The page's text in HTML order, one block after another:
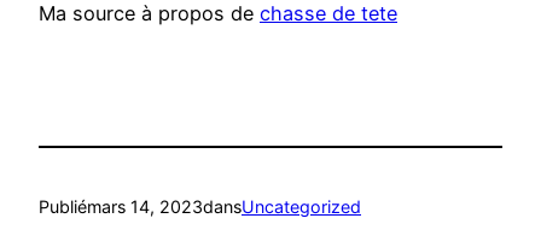
Ma source à propos de chasse de tete
Publiémars 14, 2023dansUncategorized